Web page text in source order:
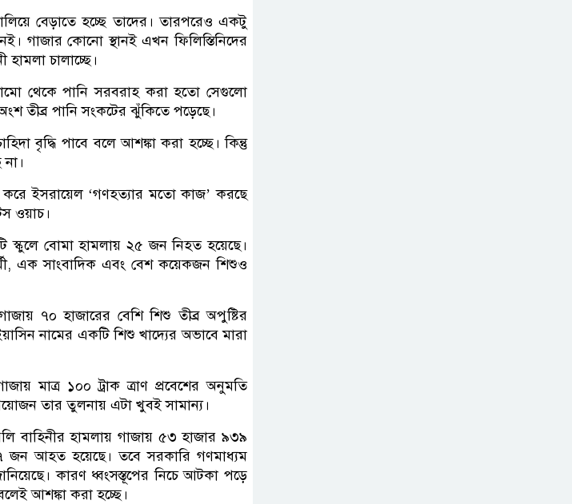
বেড়াতে হচ্ছে তাদের। তারপরেও একটু
গাজার কোনো স্থানই এখন ফিলিস্তিনিদের
হামলা চালাচ্ছে।
থেকে পানি সরবরাহ করা হতো সেগুলো
তীব্র পানি সংকটের ঝুঁকিতে পড়েছে।
বৃদ্ধি পাবে বলে আশঙ্কা করা হচ্ছে। কিন্তু
করে ইসরায়েল ‌‌‘গণহত্যার মতো কাজ’ করছে
ওয়াচ।
স্কুলে বোমা হামলায় ২৫ জন নিহত হয়েছে।
এক সাংবাদিক এবং বেশ কয়েকজন শিশুও
৭০ হাজারের বেশি শিশু তীব্র অপুষ্টির
নামের একটি শিশু খাদ্যের অভাবে মারা
মাত্র ১০০ ট্রাক ত্রাণ প্রবেশের অনুমতি
তার তুলনায় এটা খুবই সামান্য।
বাহিনীর হামলায় গাজায় ৫৩ হাজার ৯৩৯
জন আহত হয়েছে। তবে সরকারি গণমাধ্যম
কারণ ধ্বংসস্তূপের নিচে আটকা পড়ে
আশঙ্কা করা হচ্ছে।